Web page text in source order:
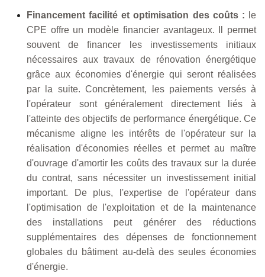
Financement facilité et optimisation des coûts : le
CPE offre un modèle financier avantageux. Il permet
souvent de financer les investissements initiaux
nécessaires aux travaux de rénovation énergétique
grâce aux économies d'énergie qui seront réalisées
par la suite. Concrètement, les paiements versés à
l'opérateur sont généralement directement liés à
l'atteinte des objectifs de performance énergétique. Ce
mécanisme aligne les intérêts de l'opérateur sur la
réalisation d'économies réelles et permet au maître
d'ouvrage d'amortir les coûts des travaux sur la durée
du contrat, sans nécessiter un investissement initial
important. De plus, l'expertise de l'opérateur dans
l'optimisation de l'exploitation et de la maintenance
des installations peut générer des réductions
supplémentaires des dépenses de fonctionnement
globales du bâtiment au-delà des seules économies
d'énergie.